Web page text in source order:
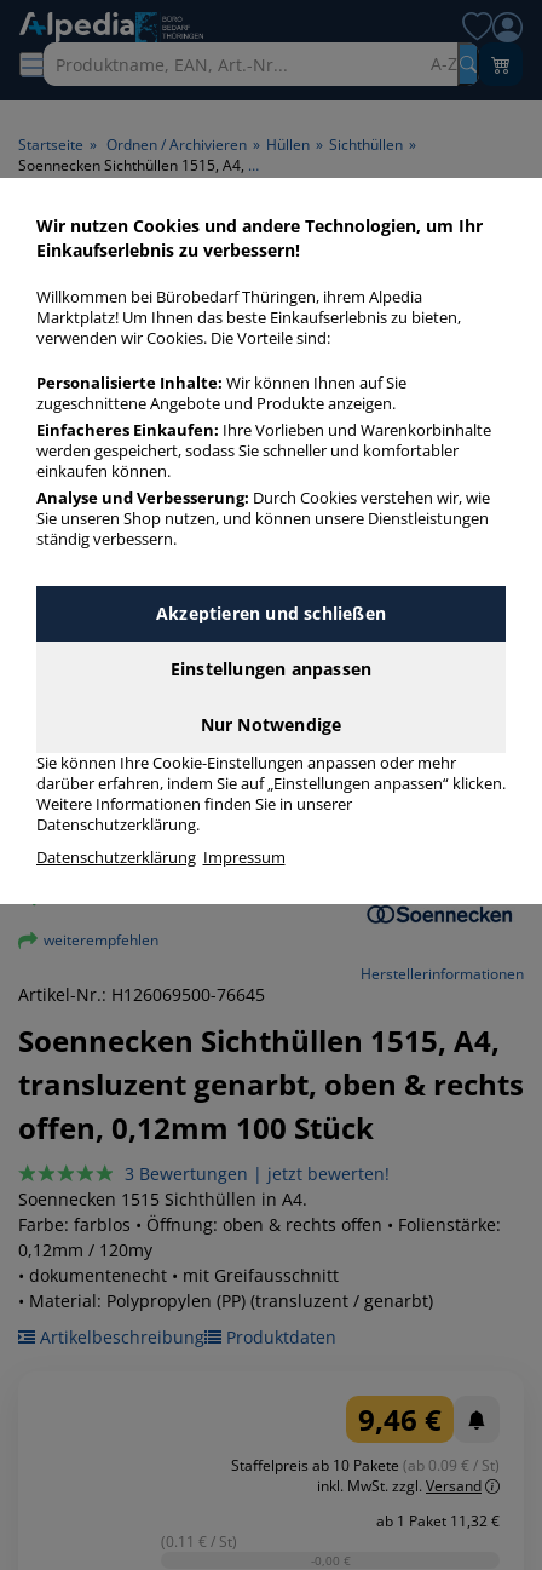
A-Z
Startseite » Ordnen / Archivieren » Hüllen » Sichthüllen »
Soennecken Sichthüllen 1515, A4, transluzent genarbt, oben & rechts offen, 0,12mm
Herstellerinformationen
weiterempfehlen
Artikel-Nr.: H126069500-76645
Soennecken Sichthüllen 1515, A4,
transluzent genarbt, oben & rechts
offen, 0,12mm 100 Stück
3 Bewertungen | jetzt bewerten!
Soennecken 1515 Sichthüllen in A4.
Farbe: farblos • Öffnung: oben & rechts offen • Folienstärke:
0,12mm / 120my
• dokumentenecht • mit Greifausschnitt
• Material: Polypropylen (PP) (transluzent / genarbt)
Artikelbeschreibung
Produktdaten
9,46 €
Staffelpreis ab 10 Pakete (ab 0.09 € / St)
inkl. MwSt. zzgl. Versand
ab 1 Paket 11,32 €
(0.11 € / St)
-0,00 €
Wir nutzen Cookies und andere Technologien, um Ihr
Einkaufserlebnis zu verbessern!
Willkommen bei Bürobedarf Thüringen, ihrem Alpedia
Marktplatz! Um Ihnen das beste Einkaufserlebnis zu bieten,
verwenden wir Cookies. Die Vorteile sind:
Personalisierte Inhalte: Wir können Ihnen auf Sie
zugeschnittene Angebote und Produkte anzeigen.
Einfacheres Einkaufen: Ihre Vorlieben und Warenkorbinhalte
werden gespeichert, sodass Sie schneller und komfortabler
einkaufen können.
Analyse und Verbesserung: Durch Cookies verstehen wir, wie
Sie unseren Shop nutzen, und können unsere Dienstleistungen
ständig verbessern.
Akzeptieren und schließen
Einstellungen anpassen
Nur Notwendige
Sie können Ihre Cookie-Einstellungen anpassen oder mehr
darüber erfahren, indem Sie auf „Einstellungen anpassen“ klicken.
Weitere Informationen finden Sie in unserer
Datenschutzerklärung.
Datenschutzerklärung Impressum